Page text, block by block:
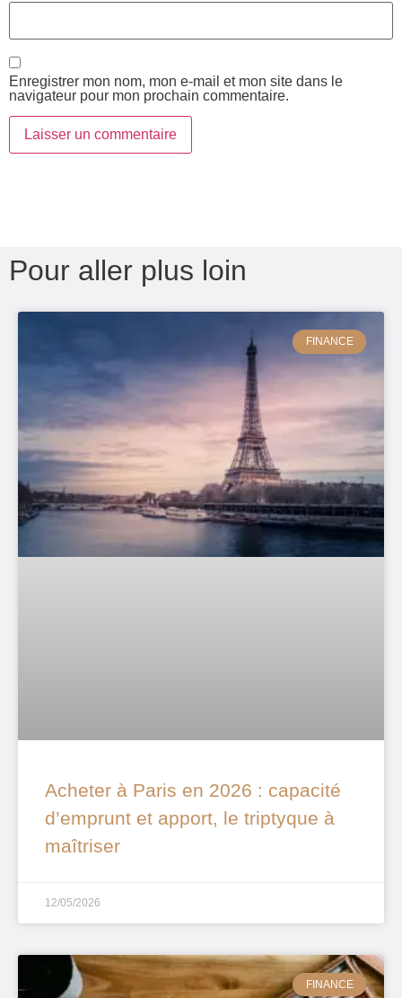
Enregistrer mon nom, mon e-mail et mon site dans le
navigateur pour mon prochain commentaire.
Pour aller plus loin
FINANCE
Acheter à Paris en 2026 : capacité
d’emprunt et apport, le triptyque à
maîtriser
12/05/2026
FINANCE